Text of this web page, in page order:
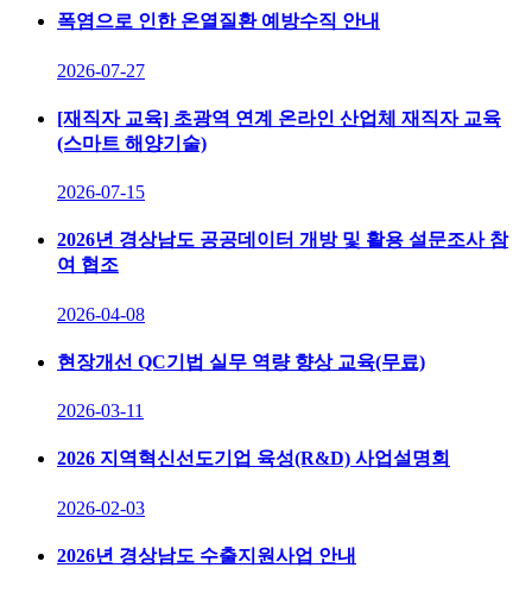
폭염으로 인한 온열질환 예방수직 안내
2026-07-27
[재직자 교육] 초광역 연계 온라인 산업체 재직자 교육
(스마트 해양기술)
2026-07-15
2026년 경상남도 공공데이터 개방 및 활용 설문조사 참
여 협조
2026-04-08
현장개선 QC기법 실무 역량 향상 교육(무료)
2026-03-11
2026 지역혁신선도기업 육성(R&D) 사업설명회
2026-02-03
2026년 경상남도 수출지원사업 안내